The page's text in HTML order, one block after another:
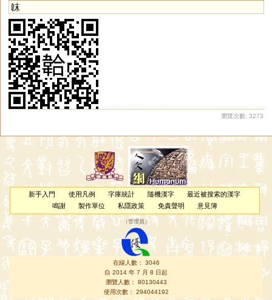
韎
瀏覽次數: 3273
新手入門 使用凡例 字庫統計 隨機漢字
最近被搜索的漢字
鳴謝
製作單位 私隱政策 免責聲明 意見簿
（管理員 ）
在線人數： 3046
自 2014 年 7 月 8 日起
瀏覽人數： 80130443
使用次數： 294044192